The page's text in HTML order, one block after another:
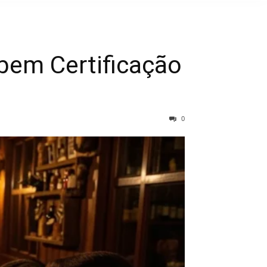
Certificação
0